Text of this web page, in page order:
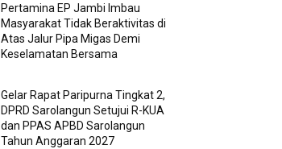
Pertamina EP Jambi Imbau
Masyarakat Tidak Beraktivitas di
Atas Jalur Pipa Migas Demi
Keselamatan Bersama
Gelar Rapat Paripurna Tingkat 2,
DPRD Sarolangun Setujui R-KUA
dan PPAS APBD Sarolangun
Tahun Anggaran 2027